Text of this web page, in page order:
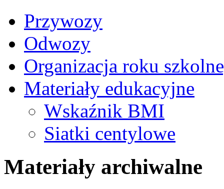
Przywozy
Odwozy
Organizacja roku
Materiały edukacyjne
Wskaźnik BMI
Siatki centylowe
Materiały archiwalne